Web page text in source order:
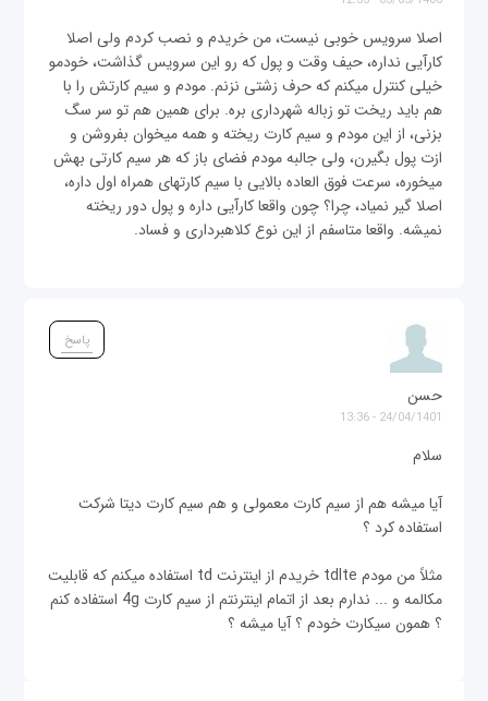
اصلا سرویس خوبی نیست، من خریدم و نصب کردم ولی اصلا
کارآیی نداره، حیف وقت و پول که رو این سرویس گذاشت، خودمو
خیلی کنترل میکنم که حرف زشتی نزنم. مودم و سیم کارتش را با
هم باید ریخت تو زباله شهرداری بره. برای همین هم تو سر سگ
بزنی، از این مودم و سیم کارت ریخته و همه میخوان بفروشن و
ازت پول بگیرن، ولی جالبه مودم فضای باز که هر سیم کارتی بهش
میخوره، سرعت فوق العاده بالایی با سیم کارتهای همراه اول داره،
اصلا گیر نمیاد، چرا؟ چون واقعا کارآیی داره و پول دور ریخته
نمیشه. واقعا متاسفم از این نوع کلاهبرداری و فساد.
پاسخ
حسن
24/04/1401 - 13:36
سلام
آیا میشه هم از سیم کارت معمولی و هم سیم کارت دیتا شرکت
استفاده کرد ؟
مثلاً من مودم tdlte خریدم از اینترنت td استفاده میکنم که قابلیت
مکالمه و ... ندارم بعد از اتمام اینترنتم از سیم کارت 4g استفاده کنم
؟ همون سیکارت خودم ؟ آیا میشه ؟